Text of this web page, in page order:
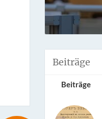
Beiträge
Beiträge